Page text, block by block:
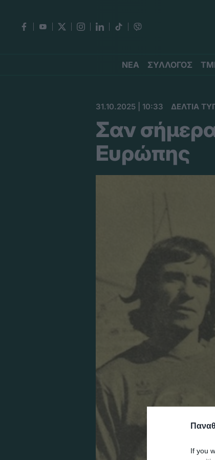
If you
ΝΕΑ ΣΥΛΛΟΓΟΣ
31.10.2025 | 10:33 ΔΕΛΤΙΑ
Σαν
Ευρώπης